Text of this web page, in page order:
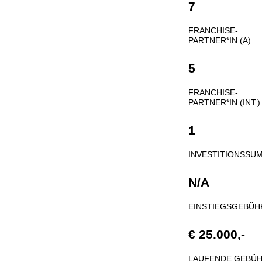
7
FRANCHISE-
PARTNER*IN (A)
5
FRANCHISE-
PARTNER*IN (INT.)
1
N/A
€ 25.000,-
LAUFENDE